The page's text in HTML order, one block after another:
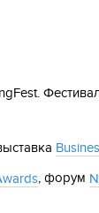
, форум